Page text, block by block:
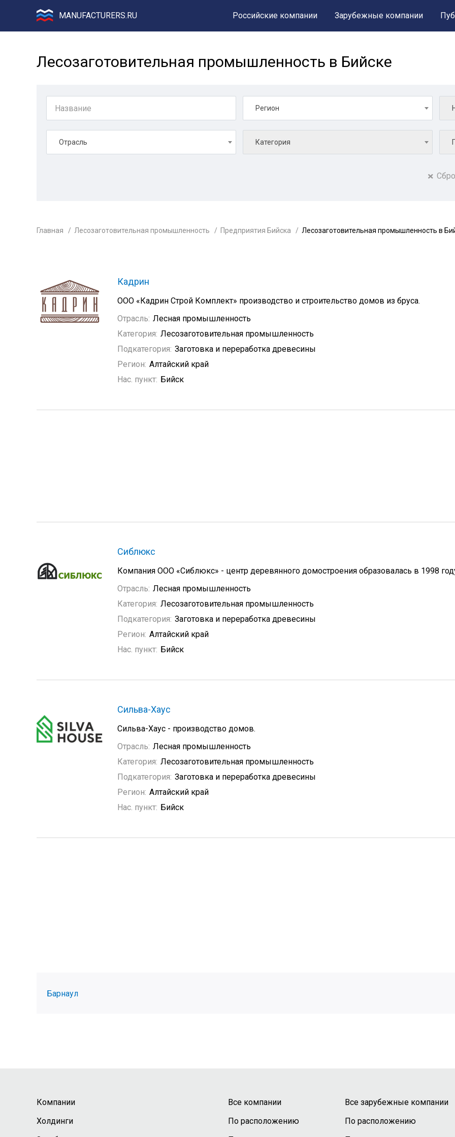
MANUFACTURERS.RU Российские компании Зарубежные компании
Лесозаготовительная промышленность в Бийске
Регион
Отрасль Категория
Главная Лесозаготовительная промышленность Предприятия Бийска Лесозаготовительная промышленность в
Кадрин
ООО «Кадрин Строй Комплект» производство и строительство домов из бруса.
Отрасль: Лесная промышленность
Категория: Лесозаготовительная промышленность
Подкатегория: Заготовка и переработка древесины
Регион: Алтайский край
Нас. пункт: Бийск
Сиблюкс
Компания ООО «Сиблюкс» - центр деревянного домостроения образовалась в 1998
Отрасль: Лесная промышленность
Категория: Лесозаготовительная промышленность
Подкатегория: Заготовка и переработка древесины
Регион: Алтайский край
Нас. пункт: Бийск
Сильва-Хаус
Сильва-Хаус - производство домов.
Отрасль: Лесная промышленность
Категория: Лесозаготовительная промышленность
Подкатегория: Заготовка и переработка древесины
Регион: Алтайский край
Нас. пункт: Бийск
Барнаул
Компании
Холдинги
Все компании
По расположению
Все зарубежные компании
По расположению